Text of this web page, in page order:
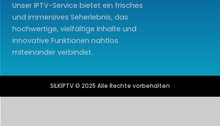
Unser IPTV-Service bietet ein frisches
und immersives Seherlebnis, das
hochwertige, vielfältige Inhalte und
innovative Funktionen nahtlos
miteinander verbindet.
SILKIPTV © 2025 Alle Rechte vorbehalten